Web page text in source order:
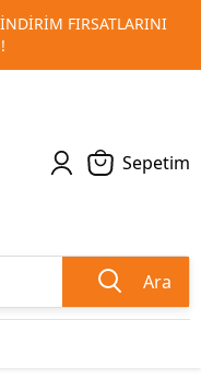
VE MATBAA
Sepetim
Ara